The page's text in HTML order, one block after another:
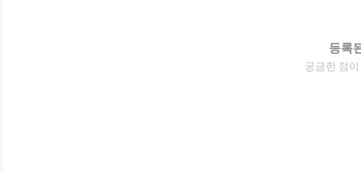
등록
궁금한 점